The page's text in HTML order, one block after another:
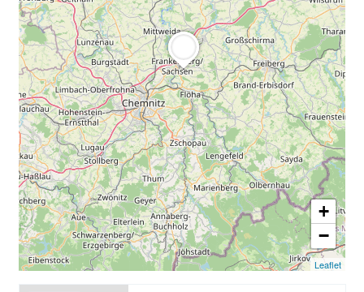
Kasse
Mein Konto
Shop
Tontechnik
Warenkorb
+
−
Leaflet